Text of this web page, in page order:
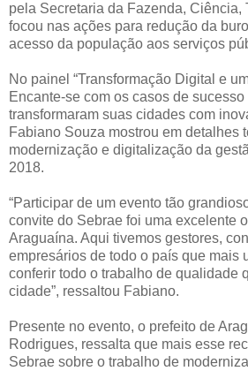
pela Secretaria da Fazenda, Ciência,
focou nas ações para redução da
acesso da população aos serviços
No painel “Transformação Digital e
Encante-se com os casos de
transformaram suas cidades com
Fabiano Souza mostrou em detalhes
modernização e digitalização da
2018.
“Participar de um evento tão
convite do Sebrae foi uma excelente
Araguaína. Aqui tivemos gestores,
empresários de todo o país que mais
conferir todo o trabalho de qualidade
cidade”, ressaltou Fabiano.
Presente no evento, o prefeito de
Rodrigues, ressalta que mais esse
Sebrae sobre o trabalho de